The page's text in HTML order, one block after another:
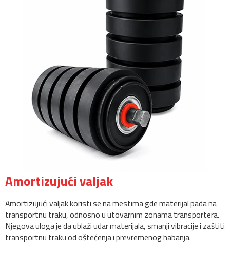
Amortizujući valjak
Amortizujući valjak koristi se na mestima gde materijal pada na
transportnu traku, odnosno u utovarnim zonama transportera.
Njegova uloga je da ublaži udar materijala, smanji vibracije i zaštiti
transportnu traku od oštećenja i prevremenog habanja.